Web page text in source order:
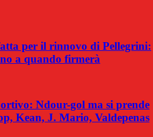
per il rinnovo di Pellegrini:
a quando firmerà
Ndour-gol ma si prende
Kean, J. Mario, Valdepenas